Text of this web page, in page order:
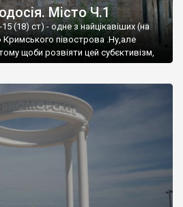
Місто Ч.1
(18) ст) - одне з найцікавіших (на
півострова .Ну,але
щоби розвіяти цей субєктивізм,